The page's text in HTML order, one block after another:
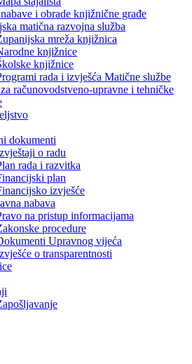
i obrade knjižnične građe
matična razvojna služba
mreža knjižnica
knjižnice
knjižnice
rada i izvješća Matične službe
računovodstveno-upravne i tehničke
dokumenti
o radu
rada i razvitka
plan
izvješće
nabava
na pristup informacijama
procedure
Upravnog vijeća
o transparentnosti